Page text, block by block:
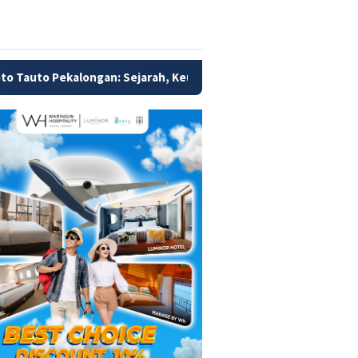
Keunikan, dan Rahasia Kuliner Legendaris yang Wajib